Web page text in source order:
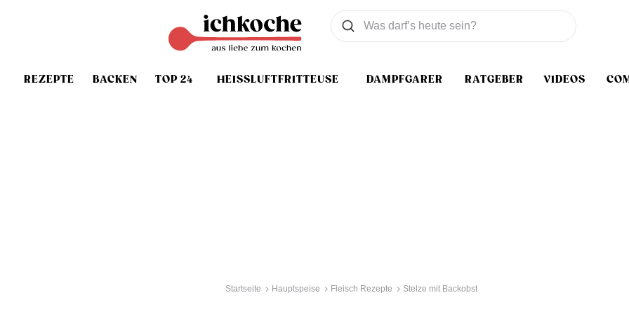
REZEPTE BACKEN TOP 24 HEISSLUFTFRITTEUSE DAMPFGARER RATGEBER VIDEOS
Was wollen Sie suchen
Suchen
Startseite Hauptspeise Fleisch Rezepte Stelze mit Backobst